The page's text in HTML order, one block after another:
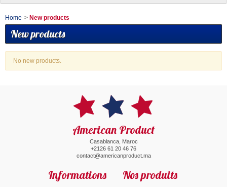
Home > New products
New products
No new products.
American Product
Casablanca, Maroc
+2126 61 20 46 76
contact@americanproduct.ma
Informations Nos produits